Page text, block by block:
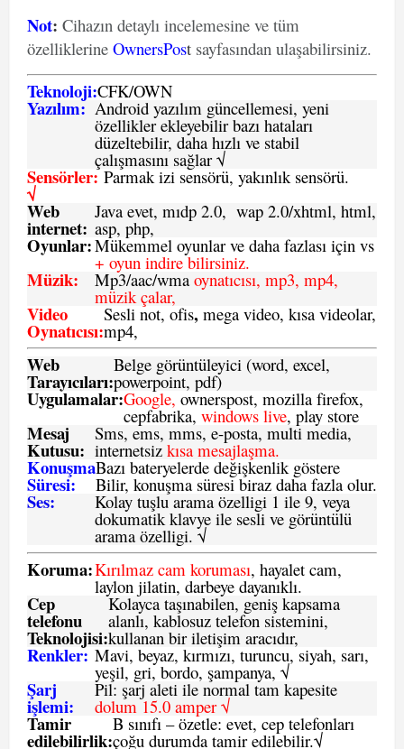
Not: Cihazın detaylı incelemesine ve tüm
özelliklerine OwnersPost sayfasından ulaşabilirsiniz.
Teknoloji:CFK/OWN
Yazılım: Android yazılım güncellemesi, yeni
özellikler ekleyebilir bazı hataları
düzeltebilir, daha hızlı ve stabil
çalışmasını sağlar √
Sensörler:
√
Parmak izi sensörü, yakınlık sensörü.
Web
internet:
Java evet, mıdp 2.0, wap 2.0/xhtml, html,
asp, php,
Oyunlar:Mükemmel oyunlar ve daha fazlası için vs
+ oyun indire bilirsiniz.
Müzik: Mp3/aac/wmaoynatıcısı, mp3, mp4,
müzik çalar,
Video
Oynatıcısı:
Sesli not, ofis, mega video, kısa videolar,
mp4,
Web
Tarayıcıları:
Belge görüntüleyici (word, excel,
powerpoint, pdf)
Uygulamalar:Google, ownerspost, mozilla firefox,
cepfabrika, windows live, play store
Mesaj
Kutusu:
Sms, ems, mms, e-posta, multi media,
internetsiz kısa mesajlaşma.
Konuşma
Süresi:
Bazı bateryelerde değişkenlik göstere
Bilir, konuşma süresi biraz daha fazla olur.
Ses: Kolay tuşlu arama özelligi 1 ile 9, veya
dokumatik klavye ile sesli ve görüntülü
arama özelligi. √
Koruma:Kırılmaz cam koruması, hayalet cam,
laylon jilatin, darbeye dayanıklı.
Cep
telefonu
Teknolojisi:
Kolayca taşınabilen, geniş kapsama
alanlı, kablosuz telefon sistemini,
kullanan bir iletişim aracıdır,
Renkler: Mavi, beyaz, kırmızı, turuncu, siyah, sarı,
yeşil, gri, bordo, şampanya, √
Şarj
işlemi:
Pil: şarj aleti ile normal tam kapesite
dolum 15.0 amper √
Tamir
edilebilirlik:
B sınıfı – özetle: evet, cep telefonları
çoğu durumda tamir edilebilir.√